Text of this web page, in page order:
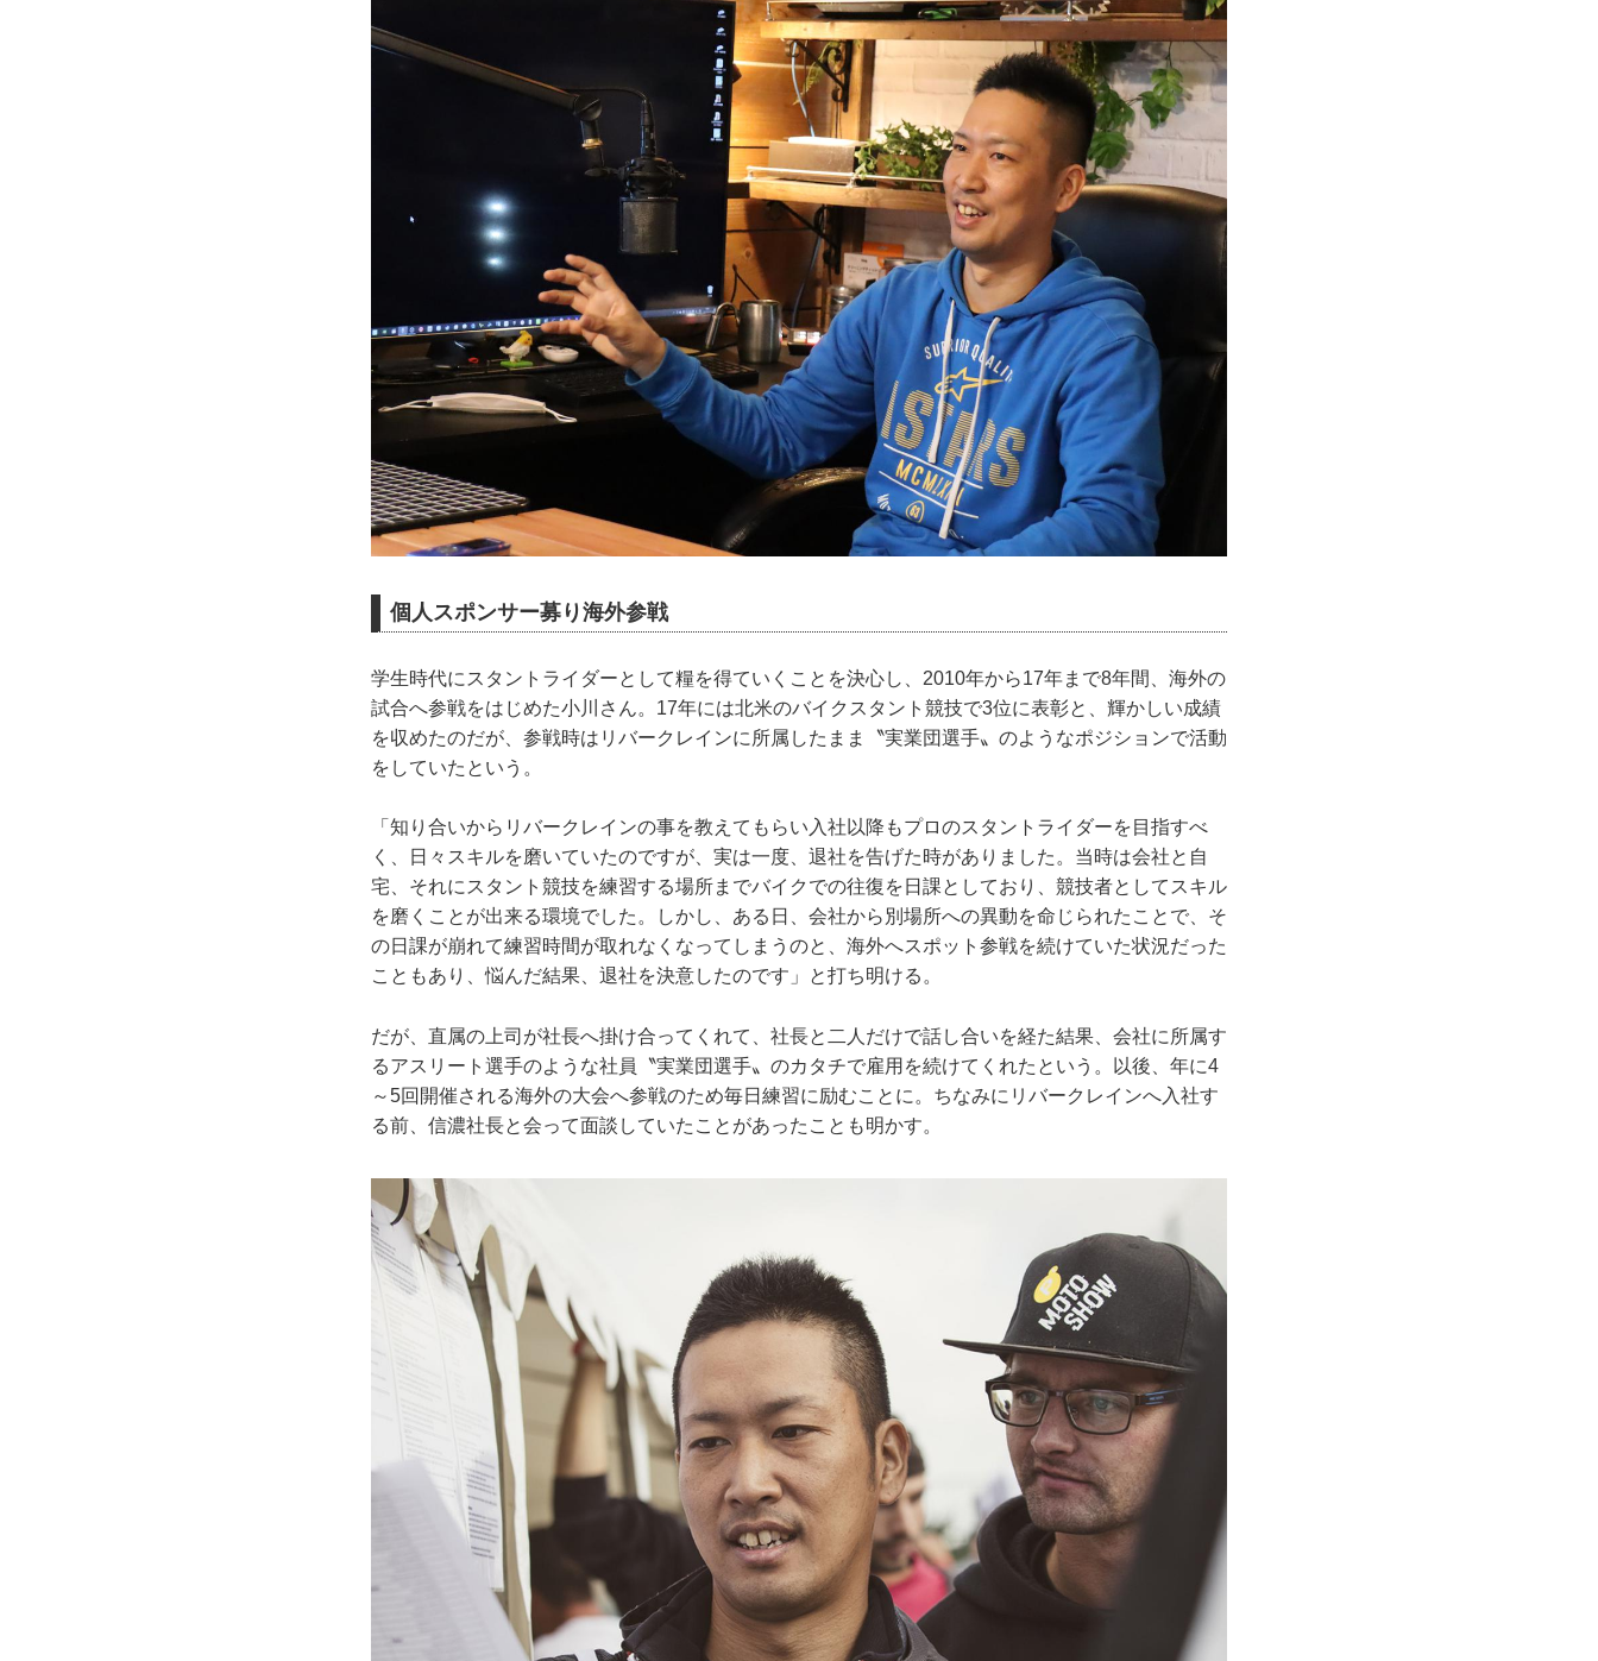
個人スポンサー募り海外参戦
学生時代にスタントライダーとして糧を得ていくことを決心し、2010年から17年まで8年間、海外の
試合へ参戦をはじめた小川さん。17年には北米のバイクスタント競技で3位に表彰と、輝かしい成績
を収めたのだが、参戦時はリバークレインに所属したまま〝実業団選手〟のようなポジションで活動
をしていたという。
「知り合いからリバークレインの事を教えてもらい入社以降もプロのスタントライダーを目指すべ
く、日々スキルを磨いていたのですが、実は一度、退社を告げた時がありました。当時は会社と自
宅、それにスタント競技を練習する場所までバイクでの往復を日課としており、競技者としてスキル
を磨くことが出来る環境でした。しかし、ある日、会社から別場所への異動を命じられたことで、そ
の日課が崩れて練習時間が取れなくなってしまうのと、海外へスポット参戦を続けていた状況だった
こともあり、悩んだ結果、退社を決意したのです」と打ち明ける。
だが、直属の上司が社長へ掛け合ってくれて、社長と二人だけで話し合いを経た結果、会社に所属す
るアスリート選手のような社員〝実業団選手〟のカタチで雇用を続けてくれたという。以後、年に4
～5回開催される海外の大会へ参戦のため毎日練習に励むことに。ちなみにリバークレインへ入社す
る前、信濃社長と会って面談していたことがあったことも明かす。